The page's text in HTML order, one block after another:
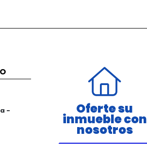
-
Oferte su
inmueble con
nosotros